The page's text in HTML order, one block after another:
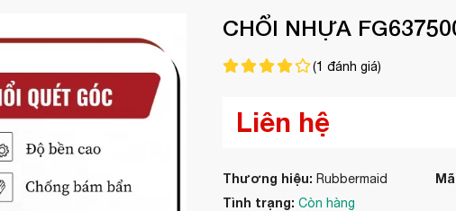
CHỔI NHỰA
(1 đánh giá)
Liên hệ
Thương hiệu: Rubbermaid
Tình trạng: Còn hàng